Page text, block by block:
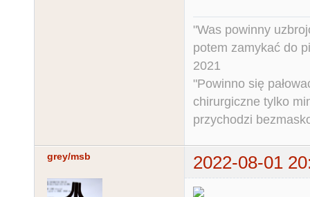
"Was powinny
potem zamykać do
2021
"Powinno się
chirurgiczne tylko
przychodzi
grey/msb 2022-08-01